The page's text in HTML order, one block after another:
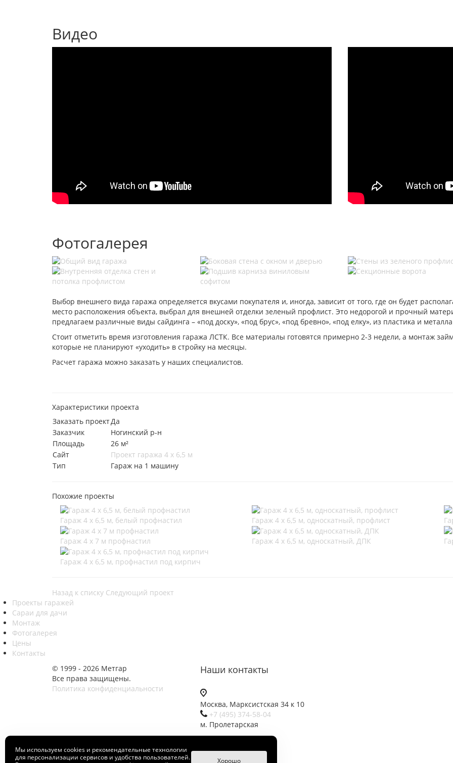
Видео
Фотогалерея
Выбор внешнего вида гаража определяется вкусами покупателя и, иногда, зависит от того, где он будет
место расположения объекта, выбрал для внешней отделки зеленый профлист. Это недорогой и прочный
предлагаем различные виды сайдинга – «под доску», «под брус», «под бревно», «под елку», из пластика и
Стоит отметить время изготовления гаража ЛСТК. Все материалы готовятся примерно 2-3 недели, а монтаж
которые не планируют «уходить» в стройку на месяцы.
Расчет гаража можно заказать у наших специалистов.
Характеристики проекта
Заказать проектДа
Заказчик
Ногинский р-н
Площадь
26 м²
Сайт
Проект гаража 4 х 6,5 м
Тип
Гараж на 1 машину
Похожие проекты
Гараж 4 х 6,5 м, белый профнастил Гараж 4 х 6,5 м, односкатный, профлист
Гараж 4 х 7 м профнастил Гараж 4 х 6,5 м, односкатный, ДПК
Гараж 4 х 6,5 м, профнастил под кирпич
Назад к списку Следующий проект
Проекты гаражей
Сараи для дачи
Монтаж
Фотогалерея
Цены
Контакты
© 1999 - 2026 Метгар
Все права защищены.
Политика конфиденциальности
Наши контакты
Москва, Марксистская 34 к 10
+7 (495) 374-58-04
м. Пролетарская
Мы используем cookies и рекомендательные технологии
для персонализации сервисов и удобства пользователей.
Хорошо